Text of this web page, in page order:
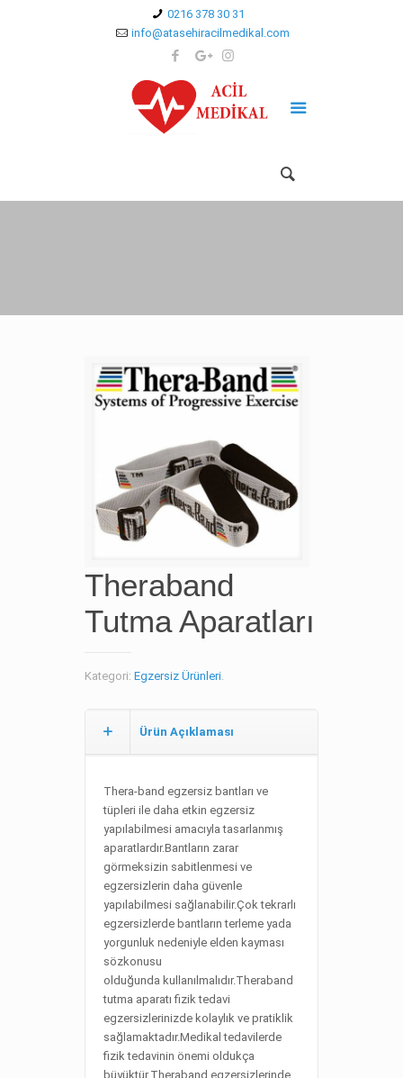
0216 378 30 31
info@atasehiracilmedikal.com
Theraband
Tutma Aparatları
Kategori: Egzersiz Ürünleri.
Ürün Açıklaması
Thera-band egzersiz bantları ve
tüpleri ile daha etkin egzersiz
yapılabilmesi amacıyla tasarlanmış
aparatlardır.Bantların zarar
görmeksizin sabitlenmesi ve
egzersizlerin daha güvenle
yapılabilmesi sağlanabilir.Çok tekrarlı
egzersizlerde bantların terleme yada
yorgunluk nedeniyle elden kayması
sözkonusu
olduğunda kullanılmalıdır.Theraband
tutma aparatı fizik tedavi
egzersizlerinizde kolaylık ve pratiklik
sağlamaktadır.Medikal tedavilerde
fizik tedavinin önemi oldukça
büyüktür.Theraband egzersizlerinde